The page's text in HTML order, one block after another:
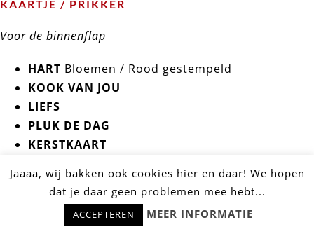
KAARTJE / PRIKKER
Voor de binnenflap
HART Bloemen / Rood gestempeld
KOOK VAN JOU
LIEFS
PLUK DE DAG
KERSTKAART
MOND PRIKKER
BLOEM PRIKKER
chocoladereep
Jaaaa, wij bakken ook cookies hier en daar! We hopen
dat je daar geen problemen mee hebt...
ACCEPTEREN MEER INFORMATIE
Hulp nodig? Stel snel je vraag!